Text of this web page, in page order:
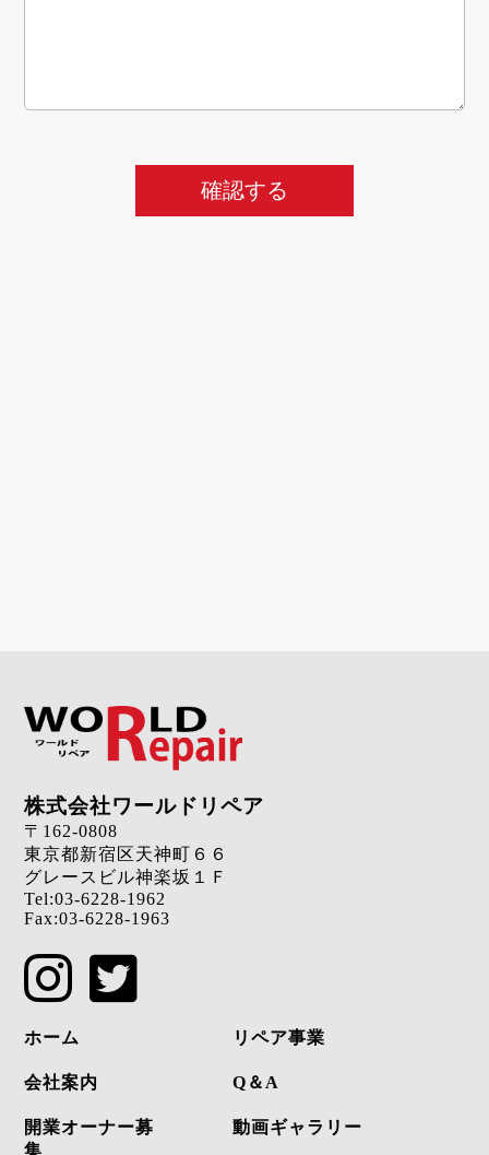
株式会社ワールドリペア
〒162-0808
東京都新宿区天神町６６
グレースビル神楽坂１Ｆ
Tel:03-6228-1962
Fax:03-6228-1963
ホーム
会社案内
開業オーナー募
集
リペア事業
Q＆A
動画ギャラリー